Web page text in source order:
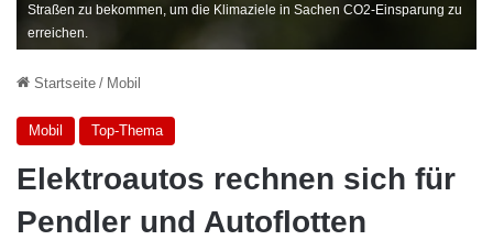
Straßen zu bekommen, um die Klimaziele in Sachen CO2-Einsparung zu
erreichen.
Startseite / Mobil
Mobil Top-Thema
Elektroautos rechnen sich für
Pendler und Autoflotten